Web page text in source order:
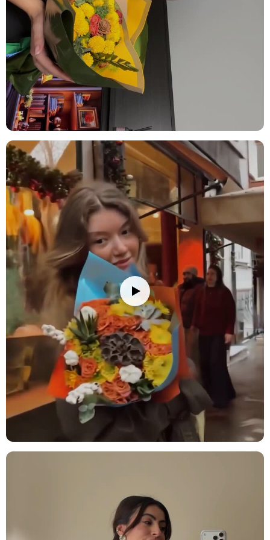
Sevdiklerini Düşünmek:Özel bir sebep olmadan da sevdiklerinize
değer verdiğinizi göstermek için zarif bir jesttir.
Ürün içeriğinde neler var?
Beyaz Papatya:
Sadeliğin ve içtenliğin simgesi olan bembeyaz
papatyalar, buketin ferah ve neşeli ana karakterini oluşturur.
Dianthus Green Trick:Kadifemsi yeşil dokusuyla beyaz papatyalara
eşlik eden dianthus green trick, kompozisyona taze bir denge ve
doku katar.
Bakım İpuçları
Çiçek buketinizi/vazonuzu eve getirdiğinizde, ambalajını açıp varsa
iplerini çözün. Çiçeklerin daha fazla su çekebilmesi için alt
yaprakları temizleyin ve saplarını 2-3 cm kadar, suyun altında
tutarak kesin. Çiçekleri yerleştireceğiniz vazoyu iyice temizleyin ve
vazoya oda sıcaklığında su doldurun; su seviyesini sapların yarısına
kadar gelecek şekilde ayarlamaya dikkat edin. Vazonuza bir paket
çiçek besini eklemeyi unutmayın. Çiçeklerinizi direkt güneş
ışığından, rüzgardan ve ısı kaynaklarından (radyatör, klima, soba
gibi) uzak tutun. Su seviyesini her gün kontrol ederek değiştirin ve
her su değişiminde sapları 0.5-1 cm kadar tekrar kesin. Ayrıca, suyu
klorsuz ve dinlenmiş su ile değiştirmek çiçeklerinizin ömrünü
uzatmanızı sağlayacaktır. Solan veya kuruyan çiçekleri temizleyerek
diğer çiçeklerin daha uzun süre taze kalmasını sağlayabilirsiniz.
Saklama Önerisi:Serin ve kuru yerde (+18/+22°C'de) muhafaza
ediniz. Buzdolabına koymayınız.
Not:Stok durumuna göre kırpık kağıtları renginde ve ürünlerde
ufak değişiklikler olabilir.
Stok durumuna göre ürünlerde ufak değişiklikler olabilir.
Ürün Kodu: nob140